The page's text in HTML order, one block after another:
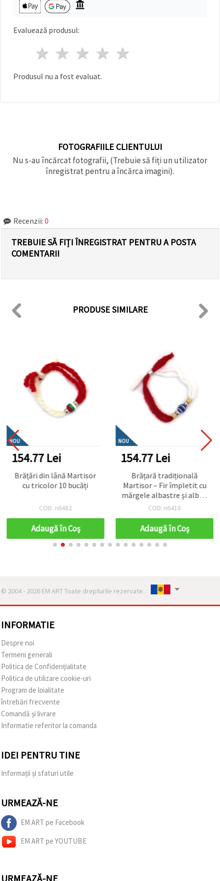
Evaluează produsul:
4 stele
3 stele
2 stele
1 stea
Produsul nu a fost evaluat.
FOTOGRAFIILE CLIENTULUI
Nu s-au încărcat fotografii, (Trebuie să fiți un utilizator
înregistrat pentru a încărca imagini).
Recenzii: 0
TREBUIE SĂ FIȚI ÎNREGISTRAT PENTRU A POSTA
COMENTARII
PRODUSE SIMILARE
NOU
154.77 Lei
Brățări din lână Martisor
cu tricolor 10 bucăți
COD: n6482
Adaugă în Coş
NOU
154.77 Lei
Brățară tradițională
Martisor – Fir împletit cu
mărgele albastre și albe -
10 bucăți
COD: n6418
Adaugă în Coş
© 2004 - 2026 EM ART Toate drepturile rezervate..
INFORMATIE
Despre noi
Termeni generali
Politica de Confidențialitate
Politica de utilizare cookie-uri
Program de loialitate
întrebări frecvente
Comandă și livrare
Informatie referitor la comanda
IDEI PENTRU TINE
Informații și sfaturi utile
URMEAZĂ-NE
EM ART pe Facebook
EM ART pe YOUTUBE
URMEAZĂ-NE